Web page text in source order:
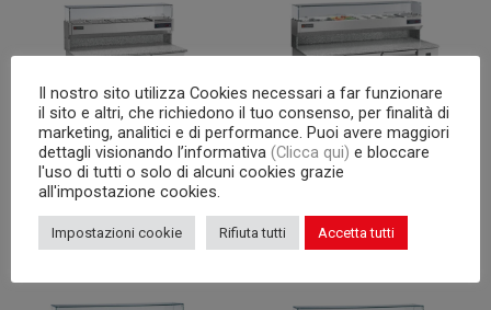
gewährleistet. Darüber hinaus ermöglicht die Modularität
der Elemente die Realisierung von Tischen nach
Entdecken Sie das komplette Angebot von GEMM und
nehmen Sie Kontakt mit uns auf, um einen Termin mit einem
Händler vor Ort zu vereinbaren und weitere Informationen
über die Realisierung von qualitativ hochwertigen,
maßgeschneiderten Pizzatischen zu erhalten.
PC/160 PC/200C
Il nostro sito utilizza Cookies necessari a far funzionare
il sito e altri, che richiedono il tuo consenso, per finalità di
marketing, analitici e di performance. Puoi avere maggiori
dettagli visionando l’informativa (Clicca qui) e bloccare
l'uso di tutti o solo di alcuni cookies grazie
all'impostazione cookies.
Impostazioni cookie Rifiuta tutti Accetta tutti